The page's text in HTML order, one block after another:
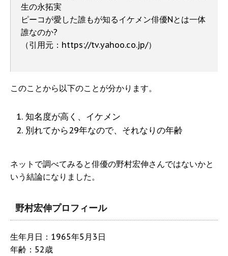
生の永拓実
ピーコが愛した誰もが知るイケメン俳優Nとは一体
誰なのか?
（引用元：https://tv.yahoo.co.jp/）
このことから以下のことが分かります。
知名度が高く、イケメン
別れてから29年なので、それなりの年齢
ネットで調べてみると俳優の野村宏伸さんではないかと
いう結論になりました。
野村宏伸プロフィール
生年月日：1965年5月3日
年齢：52歳